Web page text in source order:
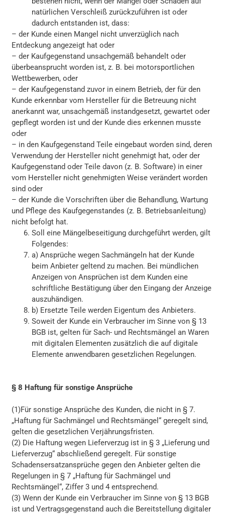
natürlichen Verschleiß zurückzuführen ist oder
dadurch entstanden ist, dass:
– der Kunde einen Mangel nicht unverzüglich nach
Entdeckung angezeigt hat oder
– der Kaufgegenstand unsachgemäß behandelt oder
überbeansprucht worden ist, z. B. bei motorsportlichen
Wettbewerben, oder
– der Kaufgegenstand zuvor in einem Betrieb, der für den
Kunde erkennbar vom Hersteller für die Betreuung nicht
anerkannt war, unsachgemäß instandgesetzt, gewartet oder
gepflegt worden ist und der Kunde dies erkennen musste
oder
– in den Kaufgegenstand Teile eingebaut worden sind, deren
Verwendung der Hersteller nicht genehmigt hat, oder der
Kaufgegenstand oder Teile davon (z. B. Software) in einer
vom Hersteller nicht genehmigten Weise verändert worden
sind oder
– der Kunde die Vorschriften über die Behandlung, Wartung
und Pflege des Kaufgegenstandes (z. B. Betriebsanleitung)
nicht befolgt hat.
Soll eine Mängelbeseitigung durchgeführt werden, gilt
Folgendes:
a) Ansprüche wegen Sachmängeln hat der Kunde
beim Anbieter geltend zu machen. Bei mündlichen
Anzeigen von Ansprüchen ist dem Kunden eine
schriftliche Bestätigung über den Eingang der Anzeige
auszuhändigen.
b) Ersetzte Teile werden Eigentum des Anbieters.
Soweit der Kunde ein Verbraucher im Sinne von § 13
BGB ist, gelten für Sach- und Rechtsmängel an Waren
mit digitalen Elementen zusätzlich die auf digitale
Elemente anwendbaren gesetzlichen Regelungen.
§ 8 Haftung für sonstige Ansprüche
(1)Für sonstige Ansprüche des Kunden, die nicht in § 7.
„Haftung für Sachmängel und Rechtsmängel“ geregelt sind,
gelten die gesetzlichen Verjährungsfristen.
(2) Die Haftung wegen Lieferverzug ist in § 3 „Lieferung und
Lieferverzug“ abschließend geregelt. Für sonstige
Schadensersatzansprüche gegen den Anbieter gelten die
Regelungen in § 7 „Haftung für Sachmängel und
Rechtsmängel“, Ziffer 3 und 4 entsprechend.
(3) Wenn der Kunde ein Verbraucher im Sinne von § 13 BGB
ist und Vertragsgegenstand auch die Bereitstellung digitaler